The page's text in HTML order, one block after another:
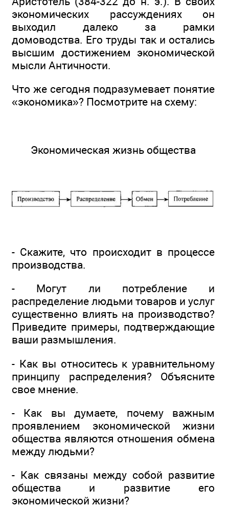
экономических рассуждениях он
выходил далеко за рамки
домоводства. Его труды так и остались
высшим достижением экономической
мысли Античности.
Что же сегодня подразумевает понятие
«экономика»? Посмотрите на схему:
Экономическая жизнь общества
- Скажите, что происходит в процессе
производства.
- Могут ли потребление и
распределение людьми товаров и услуг
существенно влиять на производство?
Приведите примеры, подтверждающие
ваши размышления.
- Как вы относитесь к уравнительному
принципу распределения? Объясните
свое мнение.
- Как вы думаете, почему важным
проявлением экономической жизни
общества являются отношения обмена
между людьми?
- Как связаны между собой развитие
общества и развитие его
экономической жизни?